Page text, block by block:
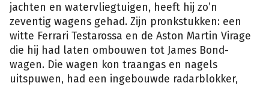
jachten en watervliegtuigen, heeft hij zo’n
zeventig wagens gehad. Zijn pronkstukken: een
witte Ferrari Testarossa en de Aston Martin Virage
die hij had laten ombouwen tot James Bond-
wagen. Die wagen kon traangas en nagels
uitspuwen, had een ingebouwde radarblokker,